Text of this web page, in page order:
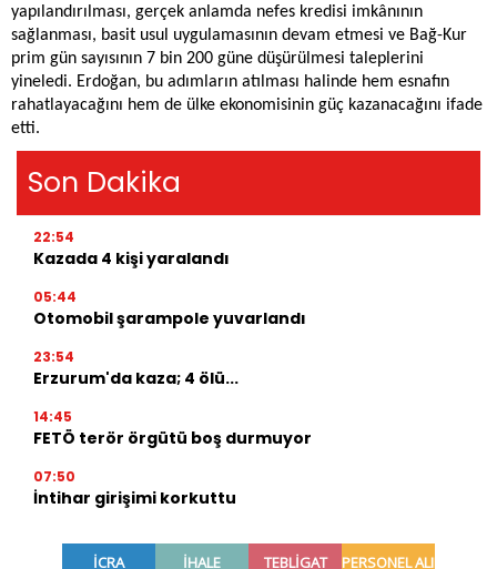
yapılandırılması, gerçek anlamda nefes kredisi imkânının
sağlanması, basit usul uygulamasının devam etmesi ve Bağ-Kur
prim gün sayısının 7 bin 200 güne düşürülmesi taleplerini
yineledi. Erdoğan, bu adımların atılması halinde hem esnafın
rahatlayacağını hem de ülke ekonomisinin güç kazanacağını ifade
etti.
Son Dakika
22:54
Kazada 4 kişi yaralandı
05:44
Otomobil şarampole yuvarlandı
23:54
Erzurum'da kaza; 4 ölü...
14:45
FETÖ terör örgütü boş durmuyor
07:50
İntihar girişimi korkuttu